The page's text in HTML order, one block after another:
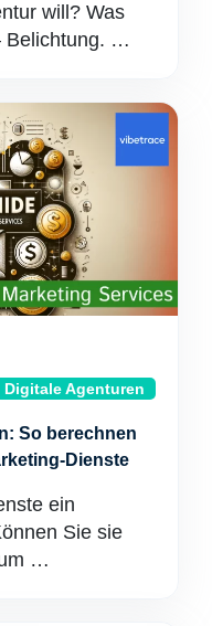
will? Was
Belichtung. …
Digitale Agenturen
So berechnen
Dienste
ein
Sie sie
…